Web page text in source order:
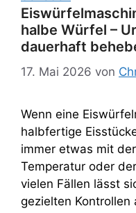
halbe Würfel –
dauerhaft
17. Mai 2026 von
Wenn eine
halbfertige
immer etwas mit
Temperatur oder
vielen Fällen lässt
gezielten Kontrollen